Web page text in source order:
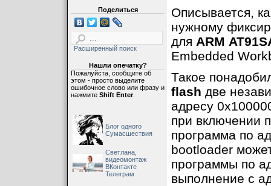
Поделиться
Расширенный поиск
Нашли опечатку?
Пожалуйста, сообщите об
этом - просто выделите
ошибочное слово или фразу и
нажмите Shift Enter.
Блог одного
Сумасшествия
Светлана,
видеомонтаж
ВКонтакте
Телеграм
Описывается,
нужному
для ARM
Embedded
Такое
flash две
адресу
при включении
программа по
bootloader
программы по
выполнение с